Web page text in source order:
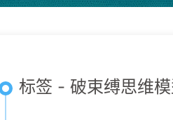
标签 - 破束缚思维